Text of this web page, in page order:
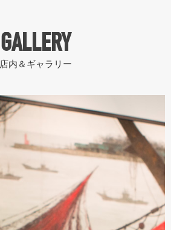
GALLERY
店内＆ギャラリー